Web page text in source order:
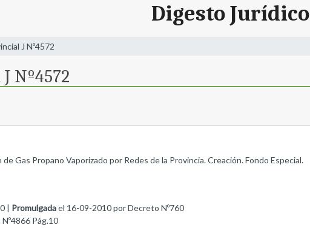
Digesto Jurídico
J Nº4572
Nº4572
Gas Propano Vaporizado por Redes de la Provincia. Creación. Fondo Especial.
| Promulgadael 16-09-2010 por Decreto Nº760
Pág.10